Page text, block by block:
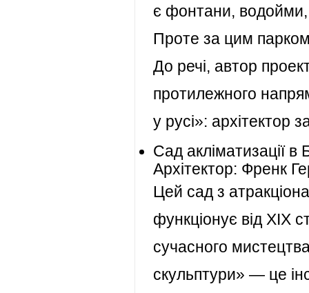
є фонтани, водойми,
Проте за цим
До речі, автор
протилежного
у русі»: архітектор
Сад акліматизації в
Архітектор: Френк
Цей сад з
функціонує від XIX
сучасного
скульптури» — це